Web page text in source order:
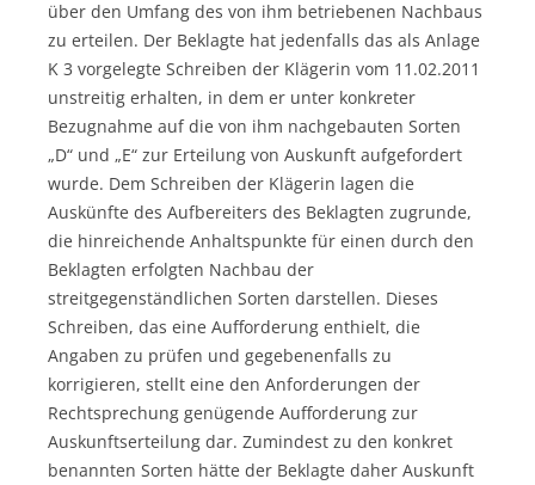
über den Umfang des von ihm betriebenen Nachbaus
zu erteilen. Der Beklagte hat jedenfalls das als Anlage
K 3 vorgelegte Schreiben der Klägerin vom 11.02.2011
unstreitig erhalten, in dem er unter konkreter
Bezugnahme auf die von ihm nachgebauten Sorten
„D“ und „E“ zur Erteilung von Auskunft aufgefordert
wurde. Dem Schreiben der Klägerin lagen die
Auskünfte des Aufbereiters des Beklagten zugrunde,
die hinreichende Anhaltspunkte für einen durch den
Beklagten erfolgten Nachbau der
streitgegenständlichen Sorten darstellen. Dieses
Schreiben, das eine Aufforderung enthielt, die
Angaben zu prüfen und gegebenenfalls zu
korrigieren, stellt eine den Anforderungen der
Rechtsprechung genügende Aufforderung zur
Auskunftserteilung dar. Zumindest zu den konkret
benannten Sorten hätte der Beklagte daher Auskunft